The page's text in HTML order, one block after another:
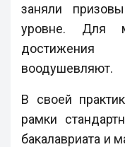
заняли
уровне. Для
воодушевляют.
В своей
рамки
бакалавриата и